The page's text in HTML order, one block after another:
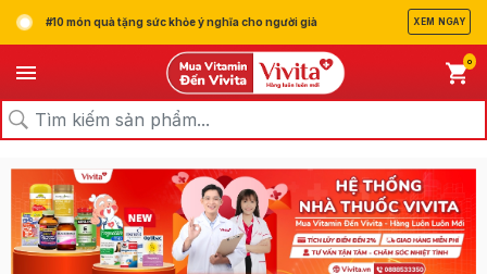
#10 món quà tặng sức khỏe ý nghĩa cho người già XEM NGAY
0